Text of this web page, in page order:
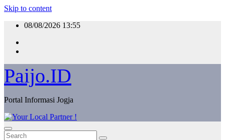
Skip to content
08/08/2026 13:55
Paijo.ID
Portal Informasi Jogja